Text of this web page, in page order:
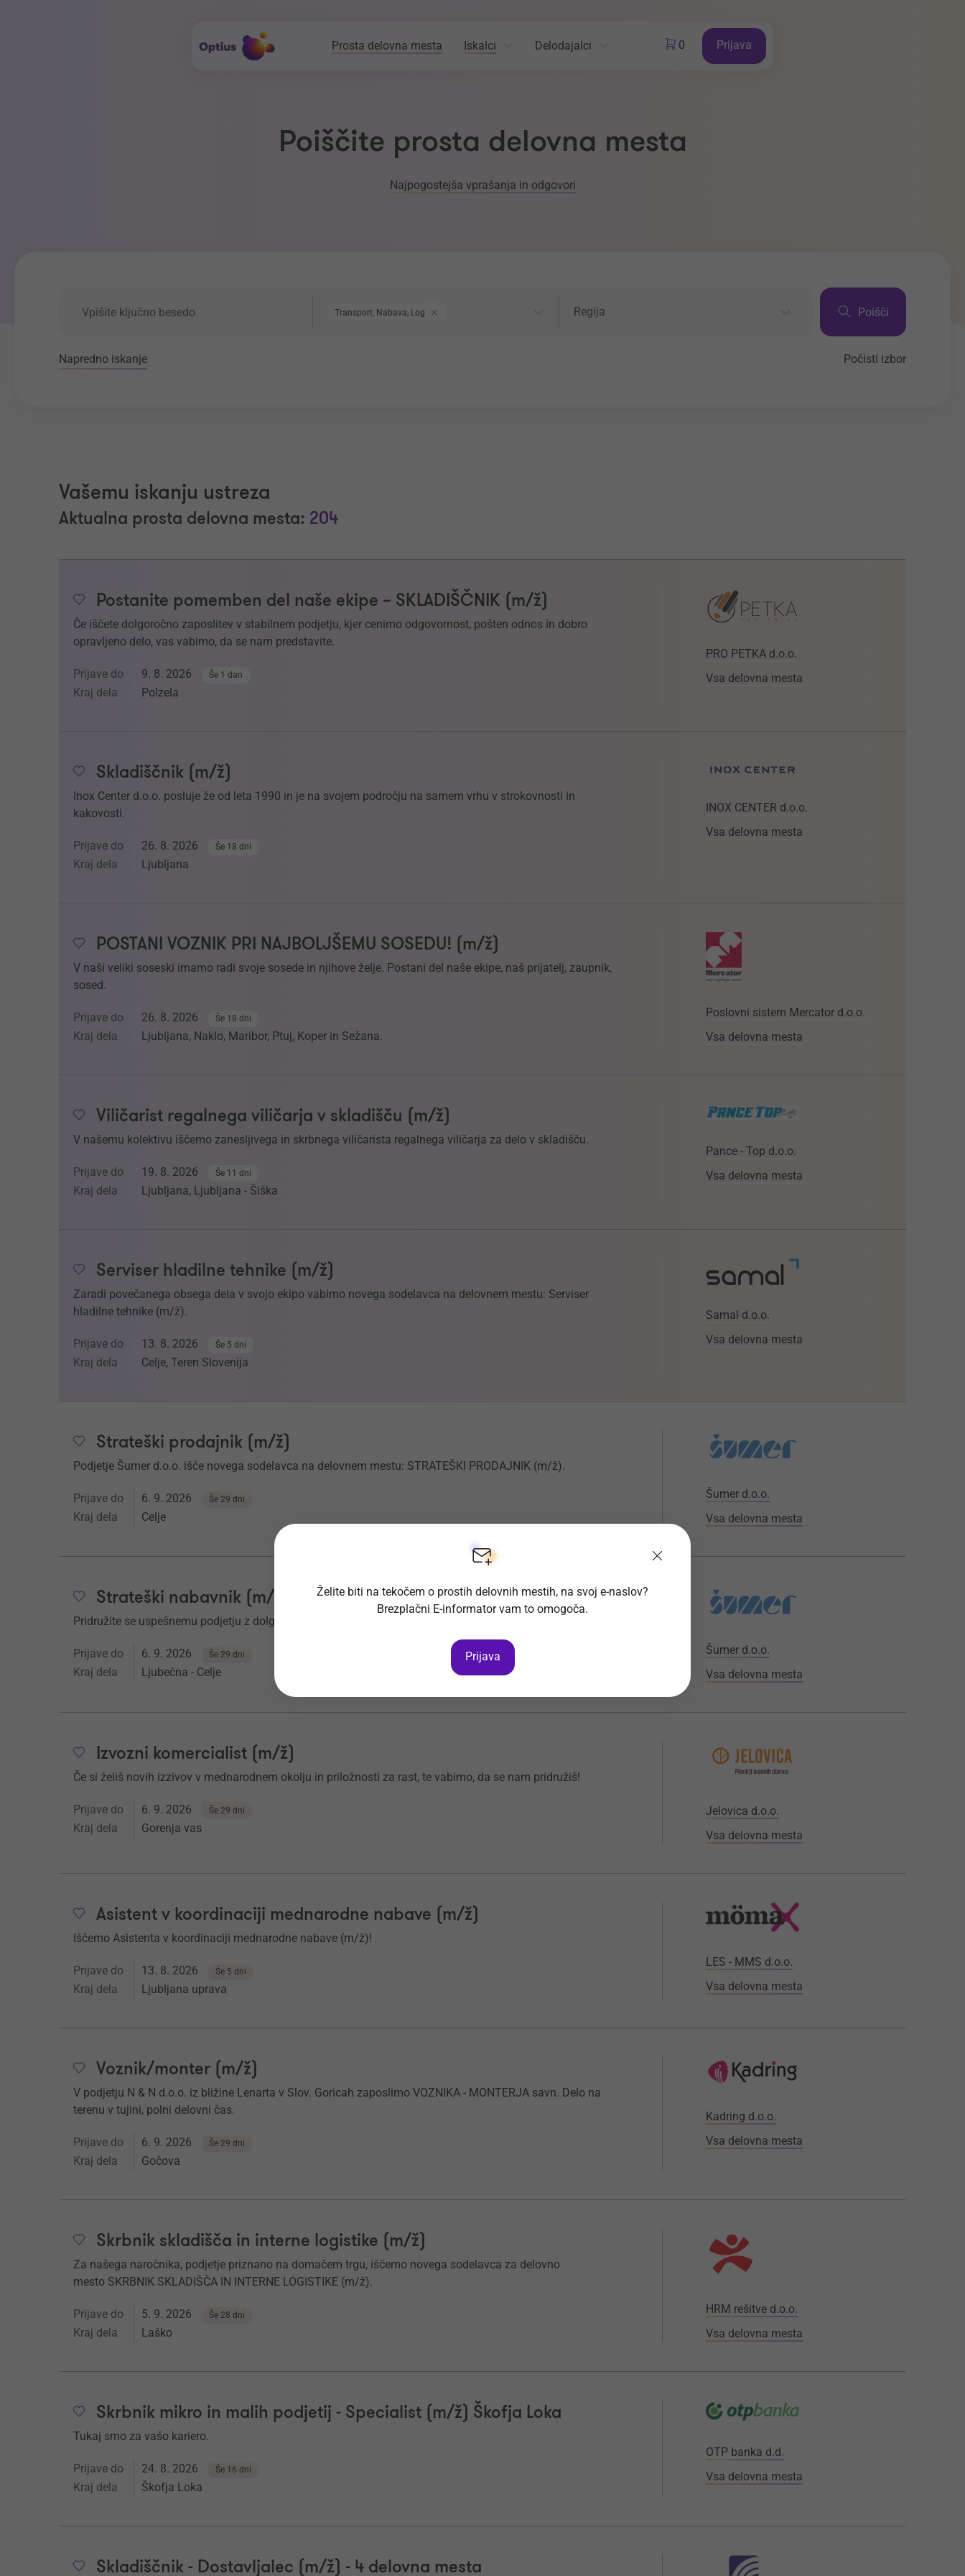
Prosta delovna mesta Iskalci Delodajalci 0 Prijava
Poiščite prosta delovna mesta
Najpogostejša vprašanja in odgovori
Transport, Nabava, Logistika Regija Poišči
Napredno iskanje Počisti izbor
Vašemu iskanju ustreza
Aktualna prosta delovna mesta: 204
Postanite pomemben del naše ekipe – SKLADIŠČNIK (m/ž)
Če iščete dolgoročno zaposlitev v stabilnem podjetju, kjer cenimo odgovornost, pošten odnos in dobro
opravljeno delo, vas vabimo, da se nam predstavite.
Prijave do 9. 8. 2026 Še 1 dan
Kraj dela Polzela
PRO PETKA d.o.o.
Vsa delovna mesta
Skladiščnik (m/ž)
Inox Center d.o.o. posluje že od leta 1990 in je na svojem področju na samem vrhu v strokovnosti in
kakovosti.
Prijave do 26. 8. 2026 Še 18 dni
Kraj dela Ljubljana
INOX CENTER d.o.o.
Vsa delovna mesta
POSTANI VOZNIK PRI NAJBOLJŠEMU SOSEDU! (m/ž)
V naši veliki soseski imamo radi svoje sosede in njihove želje. Postani del naše ekipe, naš prijatelj, zaupnik,
sosed.
Prijave do 26. 8. 2026 Še 18 dni
Kraj dela Ljubljana, Naklo, Maribor, Ptuj, Koper in Sežana.
Poslovni sistem Mercator d.o.o.
Vsa delovna mesta
Viličarist regalnega viličarja v skladišču (m/ž)
V našemu kolektivu iščemo zanesljivega in skrbnega viličarista regalnega viličarja za delo v skladišču.
Prijave do 19. 8. 2026 Še 11 dni
Kraj dela Ljubljana, Ljubljana - Šiška
Pance - Top d.o.o.
Vsa delovna mesta
Serviser hladilne tehnike (m/ž)
Zaradi povečanega obsega dela v svojo ekipo vabimo novega sodelavca na delovnem mestu: Serviser
hladilne tehnike (m/ž).
Prijave do 13. 8. 2026 Še 5 dni
Kraj dela Celje, Teren Slovenija
Samal d.o.o.
Vsa delovna mesta
Strateški prodajnik (m/ž)
Podjetje Šumer d.o.o. išče novega sodelavca na delovnem mestu: STRATEŠKI PRODAJNIK (m/ž).
Prijave do 6. 9. 2026 Še 29 dni
Kraj dela Celje
Šumer d.o.o.
Vsa delovna mesta
Strateški nabavnik (m/ž)
Pridružite se uspešnemu podjetju z dolgoletno tradicijo.
Prijave do 6. 9. 2026 Še 29 dni
Kraj dela Ljubečna - Celje
Šumer d.o.o.
Vsa delovna mesta
Izvozni komercialist (m/ž)
Če si želiš novih izzivov v mednarodnem okolju in priložnosti za rast, te vabimo, da se nam pridružiš!
Prijave do 6. 9. 2026 Še 29 dni
Kraj dela Gorenja vas
Jelovica d.o.o.
Vsa delovna mesta
Asistent v koordinaciji mednarodne nabave (m/ž)
Iščemo Asistenta v koordinaciji mednarodne nabave (m/ž)!
Prijave do 13. 8. 2026 Še 5 dni
Kraj dela Ljubljana uprava
LES - MMS d.o.o.
Vsa delovna mesta
Voznik/monter (m/ž)
V podjetju N & N d.o.o. iz bližine Lenarta v Slov. Goricah zaposlimo VOZNIKA - MONTERJA savn. Delo na
terenu v tujini, polni delovni čas.
Prijave do 6. 9. 2026 Še 29 dni
Kraj dela Gočova
Kadring d.o.o.
Vsa delovna mesta
Skrbnik skladišča in interne logistike (m/ž)
Za našega naročnika, podjetje priznano na domačem trgu, iščemo novega sodelavca za delovno
mesto SKRBNIK SKLADIŠČA IN INTERNE LOGISTIKE (m/ž).
Prijave do 5. 9. 2026 Še 28 dni
Kraj dela Laško
HRM rešitve d.o.o.
Vsa delovna mesta
Skrbnik mikro in malih podjetij - Specialist (m/ž) Škofja Loka
Tukaj smo za vašo kariero.
Prijave do 24. 8. 2026 Še 16 dni
Kraj dela Škofja Loka
OTP banka d.d.
Vsa delovna mesta
Skladiščnik - Dostavljalec (m/ž) - 4 delovna mesta
Želite biti na tekočem o prostih delovnih mestih, na svoj e-naslov?
Brezplačni E-informator vam to omogoča.
Prijava